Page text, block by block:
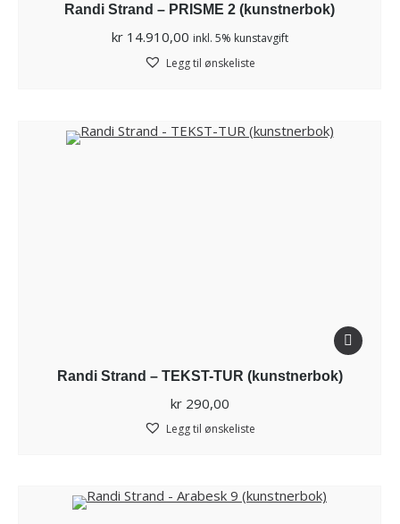
Randi Strand – PRISME 2 (kunstnerbok)
kr14.910,00 inkl. 5% kunstavgift
Legg til ønskeliste
Randi Strand – TEKST-TUR (kunstnerbok)
kr290,00
Legg til ønskeliste